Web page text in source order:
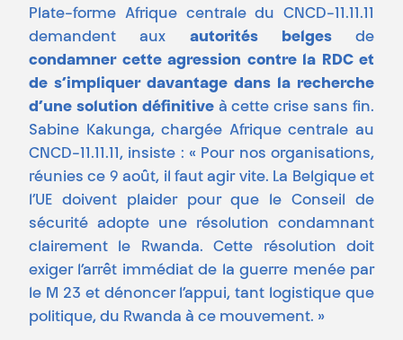
Plate-forme Afrique centrale du CNCD-11.11.11
demandent aux autorités belgesde
condamner cette agression contre la RDC et
de s’impliquer davantage dans la recherche
d’une solution définitive à cette crise sans fin.
Sabine Kakunga, chargée Afrique centrale au
CNCD-11.11.11, insiste : « Pour nos organisations,
réunies ce 9 août, il faut agir vite. La Belgique et
l’UE doivent plaider pour que le Conseil de
sécurité adopte une résolution condamnant
clairement le Rwanda. Cette résolution doit
exiger l’arrêt immédiat de la guerre menée par
le M 23 et dénoncer l’appui, tant logistique que
politique, du Rwanda à ce mouvement. »